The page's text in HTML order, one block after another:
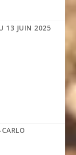
13 JUIN 2025